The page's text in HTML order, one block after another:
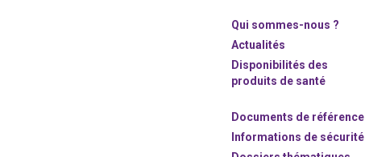
Qui sommes-nous ?
Actualités
Disponibilités des
produits de santé
Documents de référence
Informations de sécurité